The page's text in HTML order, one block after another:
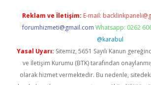
Reklam ve İletişim: E-mail:
forumhizmeti@gmail.com Whatsapp: 0262
@karabul
Yasal Uyarı: Sitemiz, 5651 Sayılı Kanun
ve İletişim Kurumu (BTK) tarafından
olarak hizmet vermektedir. Bu nedenle,